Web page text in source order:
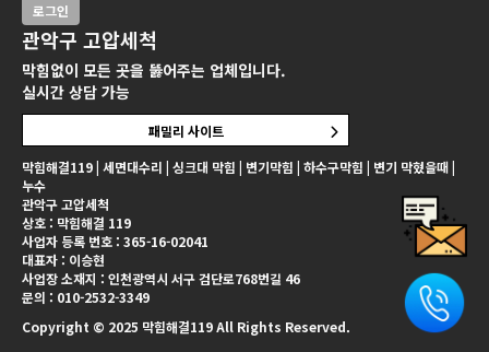
막힘해결119 | 세면대수리 | 싱크대 막힘 | 변기막힘 | 하수구막힘 | 변기 막혔을때 |
누수
관악구 고압세척
상호 : 막힘해결 119
사업자 등록 번호 : 365-16-02041
대표자 : 이승현
사업장 소재지 : 인천광역시 서구 검단로768번길 46
문의 : 010-2532-3349
Copyright © 2025 막힘해결119 All Rights Reserved.
로그인
관악구 고압세척
막힘없이 모든 곳을 뚫어주는 업체입니다.
실시간 상담 가능
패밀리 사이트